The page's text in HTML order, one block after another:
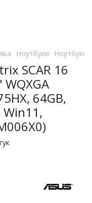
Ноутбуки Ноутбуки
SCAR 16
WQXGA
64GB,
Win11,